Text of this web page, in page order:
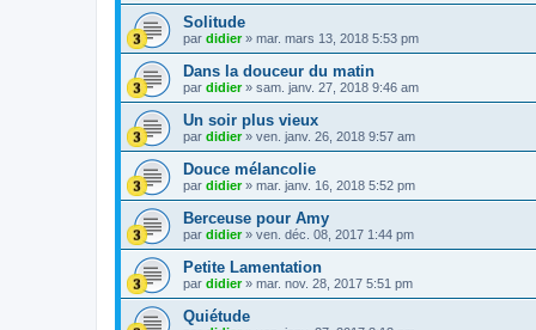
Solitude
par didier» mar. mars 13, 2018 5:53 pm
Dans la douceur du matin
par didier» sam. janv. 27, 2018 9:46 am
Un soir plus vieux
par didier» ven. janv. 26, 2018 9:57 am
Douce mélancolie
par didier» mar. janv. 16, 2018 5:52 pm
Berceuse pour Amy
par didier» ven. déc. 08, 2017 1:44 pm
Petite Lamentation
par didier» mar. nov. 28, 2017 5:51 pm
Quiétude